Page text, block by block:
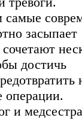
достичь
операции.
и